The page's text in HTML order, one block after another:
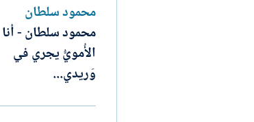
محمود سلطان
محمود سلطان - أنا
الأُمويُّ يجري في
وَريدي...